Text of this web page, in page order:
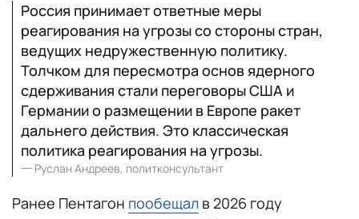
Россия принимает ответные меры
реагирования на угрозы со стороны стран,
ведущих недружественную политику.
Толчком для пересмотра основ ядерного
сдерживания стали переговоры США и
Германии о размещении в Европе ракет
дальнего действия. Это классическая
политика реагирования на угрозы.
一 Руслан Андреев, политконсультант
Ранее Пентагон пообещал в 2026 году